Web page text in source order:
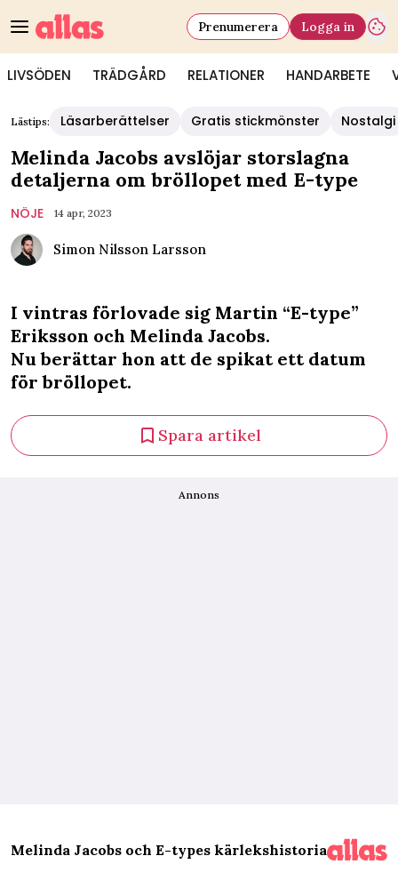
LIVSÖDEN TRÄDGÅRD RELATIONER HANDARBETE
Prenumerera Logga in
Lästips: Läsarberättelser Gratis stickmönster Nostalgi
Melinda Jacobs avslöjar storslagna
detaljerna om bröllopet med E-type
NÖJE 14 apr, 2023
Simon Nilsson Larsson
I vintras förlovade sig Martin “E-type”
Eriksson och Melinda Jacobs.
Nu berättar hon att de spikat ett datum
för bröllopet.
Spara artikel
Annons
Melinda Jacobs och E-types kärlekshistoria